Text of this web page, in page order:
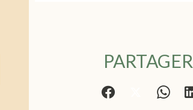
PARTAGER